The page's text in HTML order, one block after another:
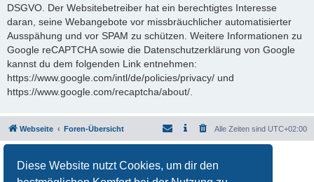
Diese Website nutzt Cookies, um dir den
DSGVO. Der Websitebetreiber hat ein berechtigtes Interesse
daran, seine Webangebote vor missbräuchlicher automatisierter
Ausspähung und vor SPAM zu schützen. Weitere Informationen zu
Google reCAPTCHA sowie die Datenschutzerklärung von Google
kannst du dem folgenden Link entnehmen:
https://www.google.com/intl/de/policies/privacy/ und
https://www.google.com/recaptcha/about/.
Webseite Foren-Übersicht Alle Zeiten sind UTC+02:00
Deutsche Übersetzung durchphpBB.de
Datenschutz|Nutzungsbedingungen